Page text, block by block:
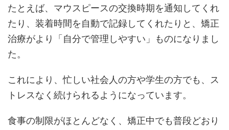
たとえば、マウスピースの交換時期を通知してくれ
たり、装着時間を自動で記録してくれたりと、矯正
治療がより「自分で管理しやすい」ものになりまし
た。
これにより、忙しい社会人の方や学生の方でも、ス
トレスなく続けられるようになっています。
食事の制限がほとんどなく、矯正中でも普段どおり